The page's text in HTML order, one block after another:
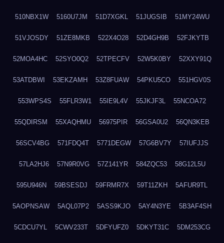
510NBX1W 5160U7JM 51D7XGKL 51JUGSIB 51MY24WU
51VJOSDY 51ZE8MKB 522X4O28 52D4GH9B 52FJKYTB
52MOA4HC 52SYO0Q2 52TPECFV 52W5K0BY 52XXY91Q
53ATDBWI 53EKZAMH 53Z8FUAW 54PKU5CO 551HGV0S
553WPS4S 55FLR3W1 55IE9L4V 55JKJF3L 55NCOA72
55QDIRSM 55XAQHMU 56975PIR 56GSA0U2 56QN3KEB
56SCV4BG 571FDQ4T 5771DEGW 57G6BV7Y 57IUFJJS
57LA2HJ6 57N9R0VG 57Z141YR 584ZQC53 58G12L5U
595U946N 59BSESDJ 59FRMR7X 59T11ZKH 5AFUR9TL
5AOPNSAW 5AQL07P2 5ASS9KJO 5AY4N3YE 5B3AF4SH
5CDCU7YL 5CWV233T 5DFYUFZ0 5DKYT31C 5DM253CG